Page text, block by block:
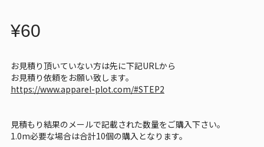
¥60
お見積り頂いていない方は先に下記URLから
お見積り依頼をお願い致します。
https://www.apparel-plot.com/#STEP2
見積もり結果のメールで記載された数量をご購入下さい。
1.0m必要な場合は合計10個の購入となります。